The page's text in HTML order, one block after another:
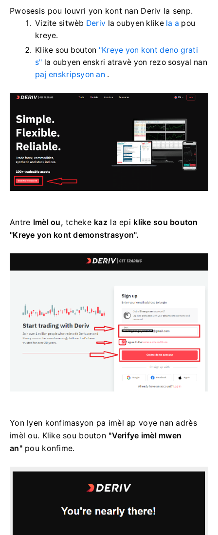
Pwosesis pou louvri yon kont nan Deriv la senp.
Vizite sitwèb Deriv la oubyen klike la a pou
kreye.
Klike sou bouton "Kreye yon kont deno grati
s" la oubyen enskri atravè yon rezo sosyal nan
paj enskripsyon an .
Antre Imèl ou, tcheke kaz la epi klike sou bouton
"Kreye yon kont demonstrasyon".
Yon lyen konfimasyon pa imèl ap voye nan adrès
imèl ou. Klike sou bouton "Verifye imèl mwen
an"pou konfime.